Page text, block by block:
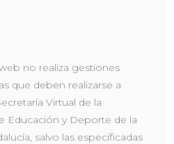
no realiza gestiones
que deben realizarse a
Virtual de la
Educación y Deporte de la
salvo las especificadas